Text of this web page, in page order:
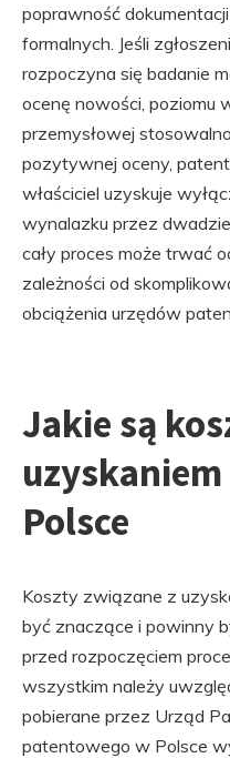
poprawność
formalnych. Jeśli
rozpoczyna się badanie
ocenę nowości, poziomu
przemysłowej
pozytywnej oceny,
właściciel uzyskuje
wynalazku przez
cały proces może trwać
zależności od
obciążenia urzędów
Jakie są
Polsce
Koszty związane z
być znaczące i powinny
przed rozpoczęciem
wszystkim należy
pobierane przez Urząd
patentowego w Polsce